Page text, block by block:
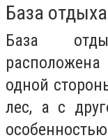
База
База
одной
лес, а с